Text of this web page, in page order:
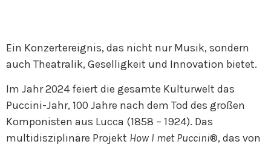
Ein Konzertereignis, das nicht nur Musik, sondern
auch Theatralik, Geselligkeit und Innovation bietet.
Im Jahr 2024 feiert die gesamte Kulturwelt das
Puccini-Jahr, 100 Jahre nach dem Tod des großen
Komponisten aus Lucca (1858 – 1924). Das
multidisziplinäre Projekt How I met Puccini®, das von